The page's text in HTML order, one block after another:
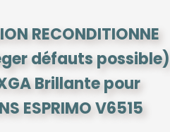
RECONDITIONNE
défauts possible)
Brillante pour
ESPRIMO V6515